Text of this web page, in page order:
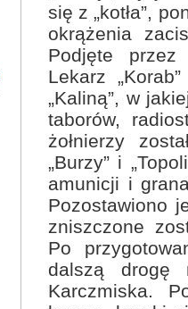
się z „kotła”,
okrążenia
Podjęte przez
Lekarz
„Kaliną”, w
taborów,
żołnierzy
„Burzy” i
amunicji i
Pozostawiono
zniszczone
Po
dalszą drogę
Karczmiska.